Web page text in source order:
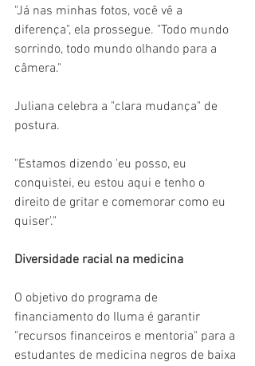
"Já nas minhas fotos, você vê a
diferença", ela prossegue. "Todo mundo
sorrindo, todo mundo olhando para a
câmera."
Juliana celebra a "clara mudança" de
postura.
"Estamos dizendo 'eu posso, eu
conquistei, eu estou aqui e tenho o
direito de gritar e comemorar como eu
quiser'."
Diversidade racial na medicina
O objetivo do programa de
financiamento do Iluma é garantir
"recursos financeiros e mentoria" para a
estudantes de medicina negros de baixa